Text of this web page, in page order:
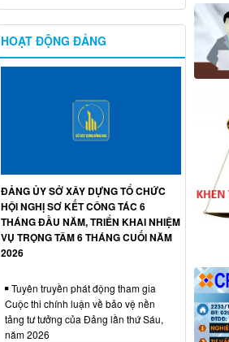
HOẠT ĐỘNG ĐẢNG
ĐẢNG ỦY SỞ XÂY DỰNG TỔ CHỨC
HỘI NGHỊ SƠ KẾT CÔNG TÁC 6
THÁNG ĐẦU NĂM, TRIỂN KHAI NHIỆM
VỤ TRỌNG TÂM 6 THÁNG CUỐI NĂM
2026
Tuyên truyền phát động tham gia
Cuộc thi chính luận về bảo vệ nền
tảng tư tưởng của Đảng lần thứ Sáu,
năm 2026